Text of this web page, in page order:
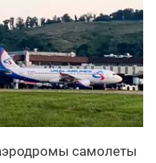
самолеты